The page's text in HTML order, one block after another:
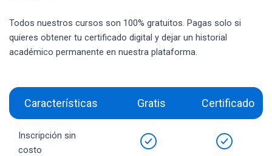
Todos nuestros cursos son 100% gratuitos. Pagas solo si
quieres obtener tu certificado digital y dejar un historial
académico permanente en nuestra plataforma.
Características Gratis Certificado
Inscripción sin
costo